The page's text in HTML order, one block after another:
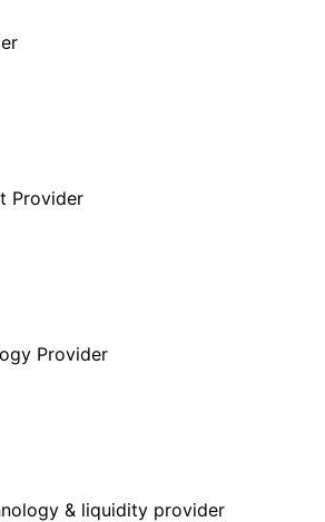
Provider
Provider
& liquidity provider